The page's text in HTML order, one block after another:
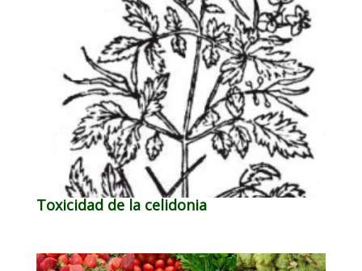
Toxicidad de la celidonia